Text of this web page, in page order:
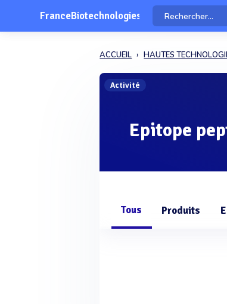
FranceBiotechnologies
ACCUEIL HAUTES
Activité
Epitope
Tous Produits